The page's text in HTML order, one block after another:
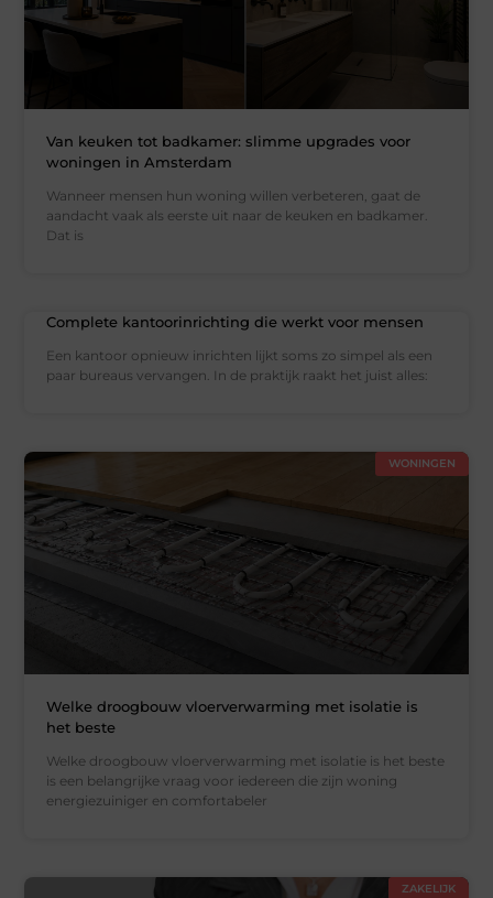
Van keuken tot badkamer: slimme upgrades voor
woningen in Amsterdam
Wanneer mensen hun woning willen verbeteren, gaat de
aandacht vaak als eerste uit naar de keuken en badkamer.
Dat is
Complete kantoorinrichting die werkt voor mensen
Een kantoor opnieuw inrichten lijkt soms zo simpel als een
paar bureaus vervangen. In de praktijk raakt het juist alles:
WONINGEN
Welke droogbouw vloerverwarming met isolatie is
het beste
Welke droogbouw vloerverwarming met isolatie is het beste
is een belangrijke vraag voor iedereen die zijn woning
energiezuiniger en comfortabeler
ZAKELIJK